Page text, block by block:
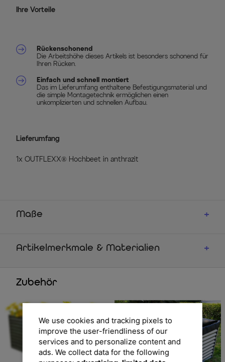
Ihre Vorteile
Rückenschonend
Die Arbeitshöhe dieses Artikels ist besonders schonend für
Ihren Rücken.
Einfach und schnell montiert
Das im Lieferumfang enthaltene Befestigungsmaterial und
die simple Montagetechnik ermöglichen einen
unkomplizierten und schnellen Aufbau.
Lieferumfang
1x OUTFLEXX® Hochbeet in anthrazit
Maße
Artikelmerkmale & Materialien
Zubehör
We use cookies and tracking pixels to
improve the user-friendliness of our
services and to personalize content and
ads. We collect data for the following